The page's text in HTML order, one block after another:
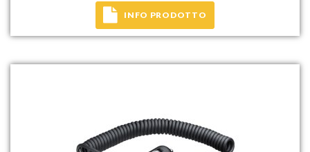
INFO PRODOTTO